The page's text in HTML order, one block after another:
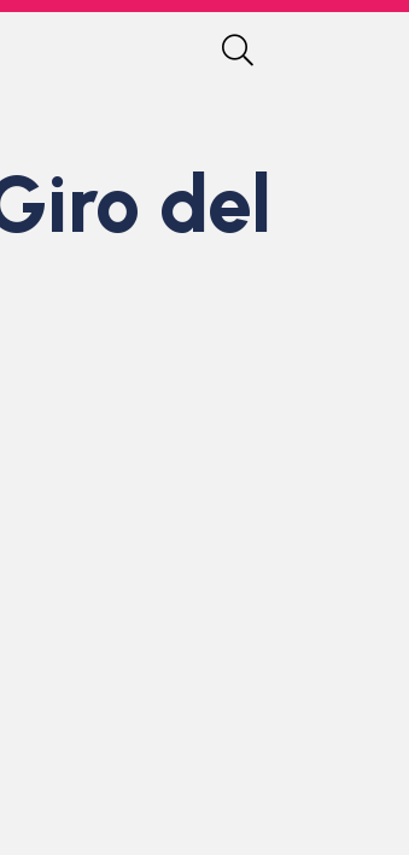
del